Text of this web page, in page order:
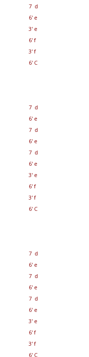
7 d
6' e
3' e
6' f
3' f
6' C
7 d
6' e
7 d
6' e
7 d
6' e
3' e
6' f
3' f
6' C
7 d
6' e
7 d
6' e
7 d
6' e
3' e
6' f
3' f
6' C